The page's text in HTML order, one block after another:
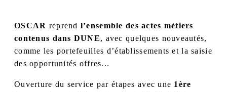
OSCAR reprend l’ensemble des actes métiers
contenus dans DUNE, avec quelques nouveautés,
comme les portefeuilles d’établissements et la saisie
des opportunités offres...
Ouverture du service par étapes avec une 1 ère